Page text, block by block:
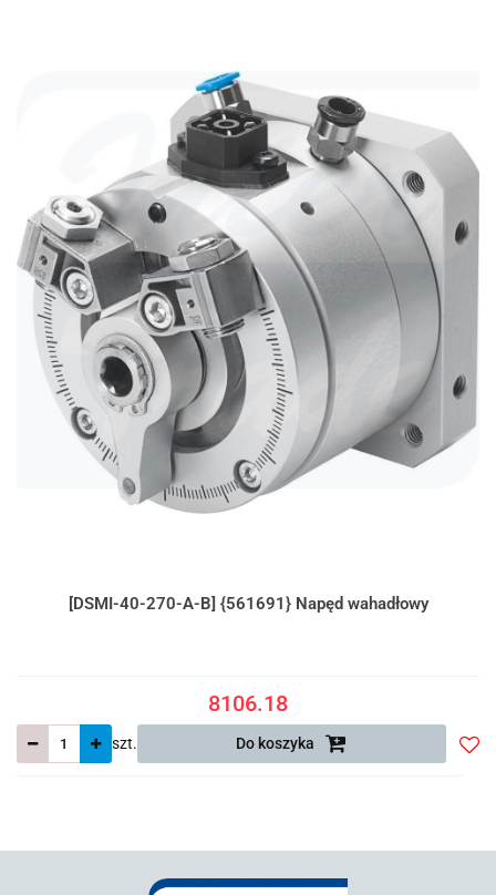
[DSMI-40-270-A-B] {561691} Napęd wahadłowy
8106.18
szt. Do koszyka